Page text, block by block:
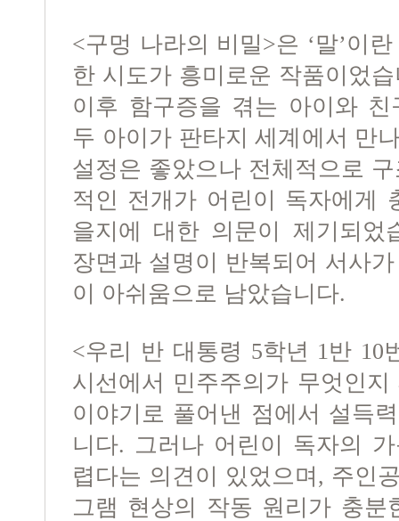
<구멍 나라의 비밀>은 ‘말’이
한 시도가 흥미로운 작품이었
이후 함구증을 겪는 아이와 친
두 아이가 판타지 세계에서 만
설정은 좋았으나 전체적으로
적인 전개가 어린이 독자에게
을지에 대한 의문이 제기되었
장면과 설명이 반복되어 서사
이 아쉬움으로 남았습니다.
<우리 반 대통령 5학년 1반 10
시선에서 민주주의가 무엇인
이야기로 풀어낸 점에서 설득
니다. 그러나 어린이 독자의
렵다는 의견이 있었으며, 주인
그램 현상의 작동 원리가 충분